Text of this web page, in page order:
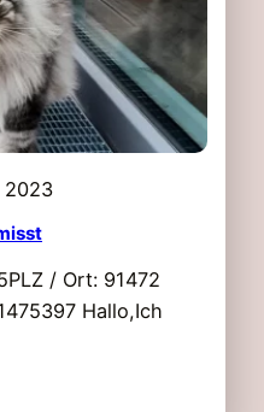
2023
/ Ort: 91472
Hallo,Ich